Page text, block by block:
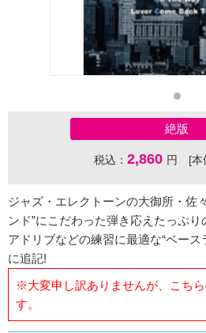
絶版
税込： 2,860 円 [本
ジャズ・エレクトーンの大御所・佐
ンド”にこだわった弾き応えたっぷり
アドリブなどの練習に最適な“ベース
に追記!
※大変申し訳ありませんが、こち
す。